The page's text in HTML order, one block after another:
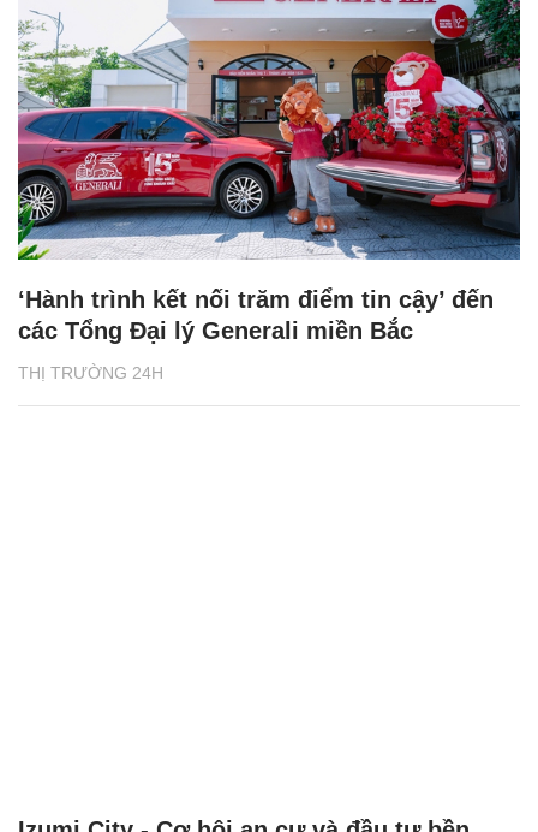
THỊ TRƯỜNG 24H
‘Hành trình kết nối trăm điểm tin cậy’ đến
các Tổng Đại lý Generali miền Bắc